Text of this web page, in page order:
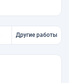
Другие работы